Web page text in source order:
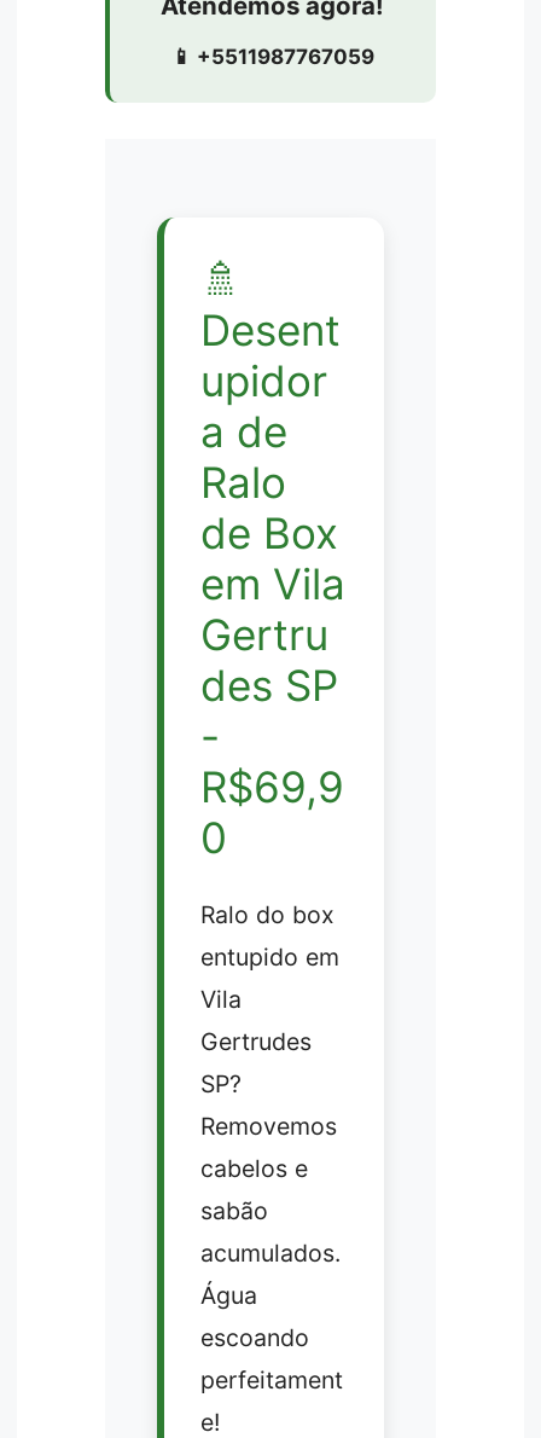
📱 +5511987767059
🚿
Desent
upidor
a de
Ralo
de Box
em Vila
Gertru
des SP
-
R$69,9
0
Ralo do box
entupido em
Vila
Gertrudes
SP?
Removemos
cabelos e
sabão
acumulados.
Água
escoando
perfeitament
e!